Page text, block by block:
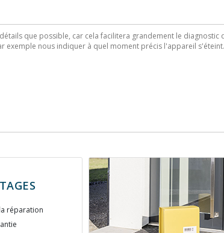
réparation